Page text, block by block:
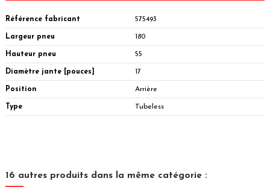
Référence fabricant 575493
Largeur pneu 180
Hauteur pneu 55
Diamètre jante [pouces] 17
Position Arrière
Type Tubeless
16 autres produits dans la même catégorie :